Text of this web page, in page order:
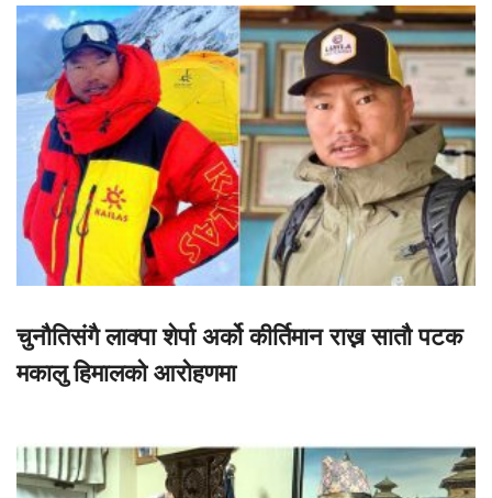
चुनौतिसंगै लाक्पा शेर्पा अर्को कीर्तिमान राख्न सातौ पटक
मकालु हिमालको आरोहणमा